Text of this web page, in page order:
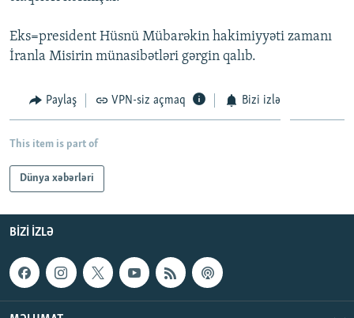
KARIKATURA
İSLAM VƏ DEMOKRATIYA
İZ - MƏDƏNIYYƏT PROQRAMI
PEŞƏ ETIKASI VƏ JURNALISTIKA STANDARTLARIMIZ
MATERIALLARIMIZDAN ISTIFADƏ
AZADLIQRADIOSU MOBIL TELEFONUNUZDA
BIZIMLƏ ƏLAQƏ
XƏBƏR BÜLLETENLƏRIMIZ
Eks=president Hüsnü Mübarəkin hakimiyyəti zamanı
İranla Misirin münasibətləri gərgin qalıb.
Paylaş VPN-siz açmaq Bizi izlə
This item is part of
Dünya xəbərləri
BIZI IZLƏ